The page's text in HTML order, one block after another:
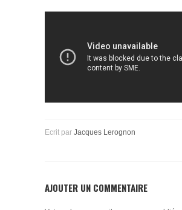
Ecrit par Jacques Lerognon
AJOUTER UN COMMENTAIRE